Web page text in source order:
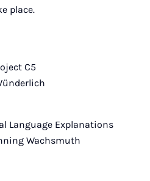
place.
C5
Language Explanations
Wachsmuth